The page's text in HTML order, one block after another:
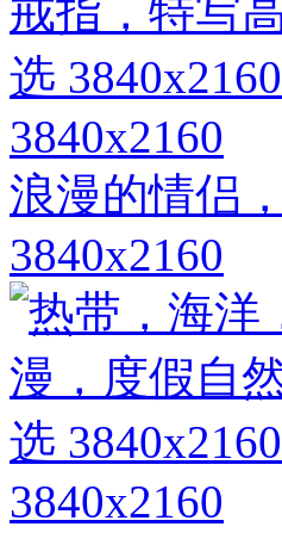
3840x2160
浪漫的情侣
3840x2160
3840x2160